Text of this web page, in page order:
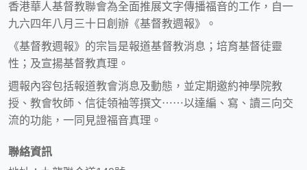
香港華人基督教聯會為全面推展文字傳播福音的工作，自一
九六四年八月三十日創辦《基督教週報》。
《基督教週報》的宗旨是報道基督教消息；培育基督徒靈
性；及宣揚基督教真理。
週報內容包括報道教會消息及動態，並定期邀約神學院教
授、教會牧師、信徒領袖等撰文⋯⋯以達編、寫、讀三向交
流的功能，一同見證福音真理。
聯絡資訊